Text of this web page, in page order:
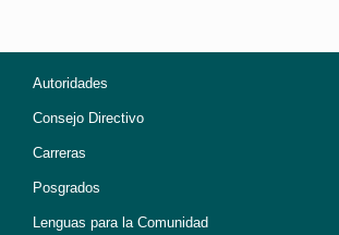
Autoridades
Consejo Directivo
Carreras
Posgrados
Lenguas para la Comunidad